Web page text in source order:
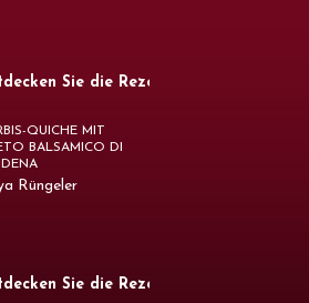
Sie die Rezepte
QUICHE MIT
BALSAMICO DI
Rüngeler
Sie die Rezepte